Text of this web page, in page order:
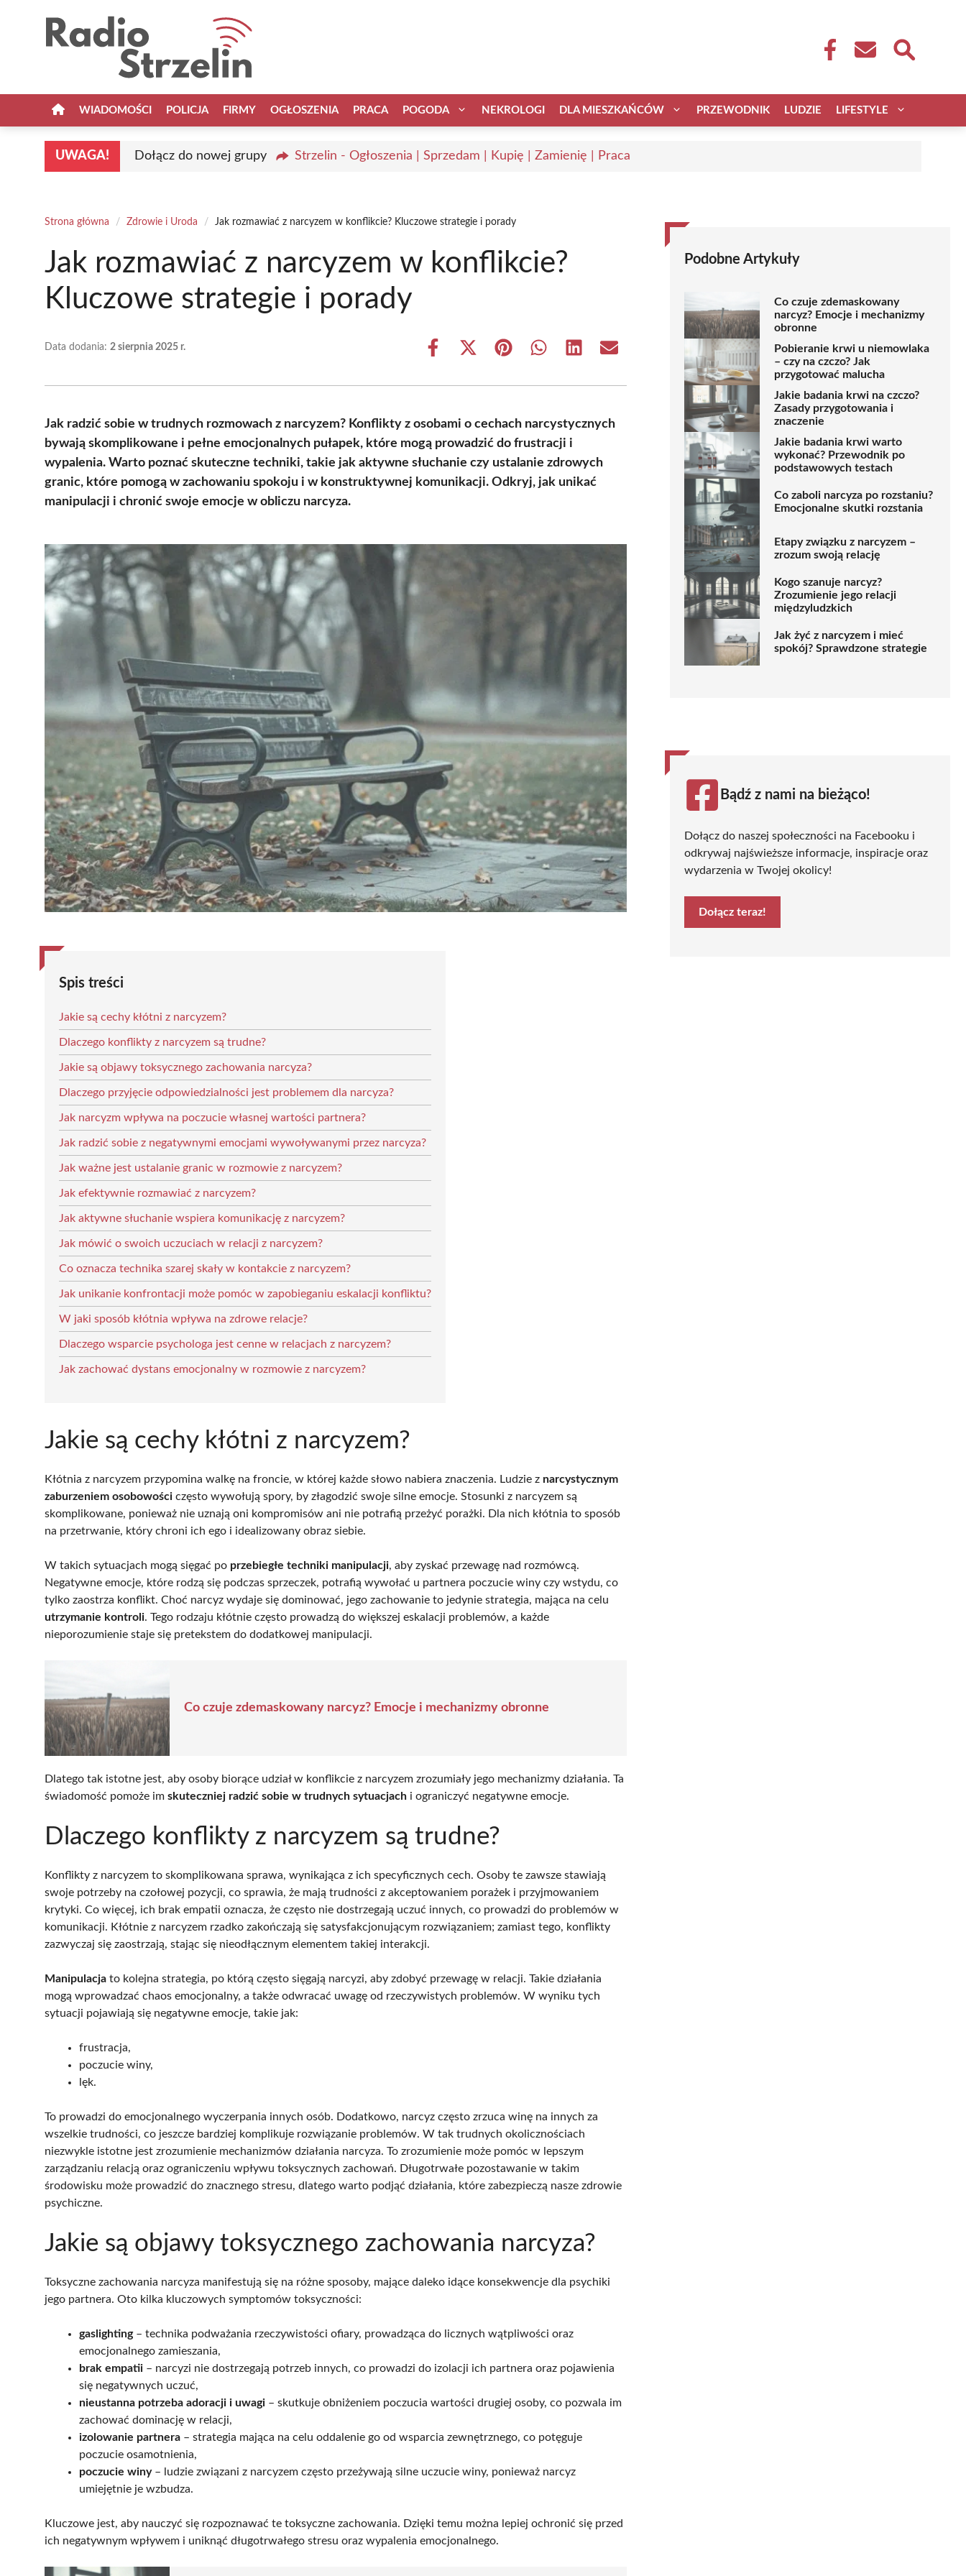
WIADOMOŚCI POLICJA FIRMY OGŁOSZENIA PRACA POGODA NEKROLOGI DLA MIESZKAŃCÓW PRZEWODNIK LUDZIE LIFESTYLE
UWAGA! Dołącz do nowej grupy Strzelin - Ogłoszenia | Sprzedam | Kupię | Zamienię | Praca
Strona główna / Zdrowie i Uroda / Jak rozmawiać z narcyzem w konflikcie? Kluczowe strategie i porady
Jak rozmawiać z narcyzem w konflikcie?
Kluczowe strategie i porady
Data dodania: 2 sierpnia 2025 r.
Share
Share
(Twitter)
Share Share Share Share
Jak radzić sobie w trudnych rozmowach z narcyzem? Konflikty z osobami o cechach narcystycznych
bywają skomplikowane i pełne emocjonalnych pułapek, które mogą prowadzić do frustracji i
wypalenia. Warto poznać skuteczne techniki, takie jak aktywne słuchanie czy ustalanie zdrowych
granic, które pomogą w zachowaniu spokoju i w konstruktywnej komunikacji. Odkryj, jak unikać
manipulacji i chronić swoje emocje w obliczu narcyza.
Spis treści
Jakie są cechy kłótni z narcyzem?
Dlaczego konflikty z narcyzem są trudne?
Jakie są objawy toksycznego zachowania narcyza?
Dlaczego przyjęcie odpowiedzialności jest problemem dla narcyza?
Jak narcyzm wpływa na poczucie własnej wartości partnera?
Jak radzić sobie z negatywnymi emocjami wywoływanymi przez narcyza?
Jak ważne jest ustalanie granic w rozmowie z narcyzem?
Jak efektywnie rozmawiać z narcyzem?
Jak aktywne słuchanie wspiera komunikację z narcyzem?
Jak mówić o swoich uczuciach w relacji z narcyzem?
Co oznacza technika szarej skały w kontakcie z narcyzem?
Jak unikanie konfrontacji może pomóc w zapobieganiu eskalacji konfliktu?
W jaki sposób kłótnia wpływa na zdrowe relacje?
Dlaczego wsparcie psychologa jest cenne w relacjach z narcyzem?
Jak zachować dystans emocjonalny w rozmowie z narcyzem?
Jakie są cechy kłótni z narcyzem?
Kłótnia z narcyzem przypomina walkę na froncie, w której każde słowo nabiera znaczenia. Ludzie z narcystycznym
zaburzeniem osobowości często wywołują spory, by złagodzić swoje silne emocje. Stosunki z narcyzem są
skomplikowane, ponieważ nie uznają oni kompromisów ani nie potrafią przeżyć porażki. Dla nich kłótnia to sposób
na przetrwanie, który chroni ich ego i idealizowany obraz siebie.
W takich sytuacjach mogą sięgać po przebiegłe techniki manipulacji, aby zyskać przewagę nad rozmówcą.
Negatywne emocje, które rodzą się podczas sprzeczek, potrafią wywołać u partnera poczucie winy czy wstydu, co
tylko zaostrza konflikt. Choć narcyz wydaje się dominować, jego zachowanie to jedynie strategia, mająca na celu
utrzymanie kontroli. Tego rodzaju kłótnie często prowadzą do większej eskalacji problemów, a każde
nieporozumienie staje się pretekstem do dodatkowej manipulacji.
Co czuje zdemaskowany narcyz? Emocje i mechanizmy obronne
Dlatego tak istotne jest, aby osoby biorące udział w konflikcie z narcyzem zrozumiały jego mechanizmy działania. Ta
świadomość pomoże im skuteczniej radzić sobie w trudnych sytuacjach i ograniczyć negatywne emocje.
Dlaczego konflikty z narcyzem są trudne?
Konflikty z narcyzem to skomplikowana sprawa, wynikająca z ich specyficznych cech. Osoby te zawsze stawiają
swoje potrzeby na czołowej pozycji, co sprawia, że mają trudności z akceptowaniem porażek i przyjmowaniem
krytyki. Co więcej, ich brak empatii oznacza, że często nie dostrzegają uczuć innych, co prowadzi do problemów w
komunikacji. Kłótnie z narcyzem rzadko zakończają się satysfakcjonującym rozwiązaniem; zamiast tego, konflikty
zazwyczaj się zaostrzają, stając się nieodłącznym elementem takiej interakcji.
Manipulacja to kolejna strategia, po którą często sięgają narcyzi, aby zdobyć przewagę w relacji. Takie działania
mogą wprowadzać chaos emocjonalny, a także odwracać uwagę od rzeczywistych problemów. W wyniku tych
sytuacji pojawiają się negatywne emocje, takie jak:
frustracja,
poczucie winy,
lęk.
To prowadzi do emocjonalnego wyczerpania innych osób. Dodatkowo, narcyz często zrzuca winę na innych za
wszelkie trudności, co jeszcze bardziej komplikuje rozwiązanie problemów. W tak trudnych okolicznościach
niezwykle istotne jest zrozumienie mechanizmów działania narcyza. To zrozumienie może pomóc w lepszym
zarządzaniu relacją oraz ograniczeniu wpływu toksycznych zachowań. Długotrwałe pozostawanie w takim
środowisku może prowadzić do znacznego stresu, dlatego warto podjąć działania, które zabezpieczą nasze zdrowie
psychiczne.
Jakie są objawy toksycznego zachowania narcyza?
Toksyczne zachowania narcyza manifestują się na różne sposoby, mające daleko idące konsekwencje dla psychiki
jego partnera. Oto kilka kluczowych symptomów toksyczności:
gaslighting– technika podważania rzeczywistości ofiary, prowadząca do licznych wątpliwości oraz
emocjonalnego zamieszania,
brak empatii – narcyzi nie dostrzegają potrzeb innych, co prowadzi do izolacji ich partnera oraz pojawienia
się negatywnych uczuć,
nieustanna potrzeba adoracji i uwagi – skutkuje obniżeniem poczucia wartości drugiej osoby, co pozwala im
zachować dominację w relacji,
izolowanie partnera – strategia mająca na celu oddalenie go od wsparcia zewnętrznego, co potęguje
poczucie osamotnienia,
poczucie winy– ludzie związani z narcyzem często przeżywają silne uczucie winy, ponieważ narcyz
umiejętnie je wzbudza.
Kluczowe jest, aby nauczyć się rozpoznawać te toksyczne zachowania. Dzięki temu można lepiej ochronić się przed
ich negatywnym wpływem i uniknąć długotrwałego stresu oraz wypalenia emocjonalnego.
Podobne Artykuły
Co czuje zdemaskowany
narcyz? Emocje i mechanizmy
obronne
Pobieranie krwi u niemowlaka
– czy na czczo? Jak
przygotować malucha
Jakie badania krwi na czczo?
Zasady przygotowania i
znaczenie
Jakie badania krwi warto
wykonać? Przewodnik po
podstawowych testach
Co zaboli narcyza po rozstaniu?
Emocjonalne skutki rozstania
Etapy związku z narcyzem –
zrozum swoją relację
Kogo szanuje narcyz?
Zrozumienie jego relacji
międzyludzkich
Jak żyć z narcyzem i mieć
spokój? Sprawdzone strategie
Bądź z nami na bieżąco!
Dołącz do naszej społeczności na Facebooku i
odkrywaj najświeższe informacje, inspiracje oraz
wydarzenia w Twojej okolicy!
Dołącz teraz!